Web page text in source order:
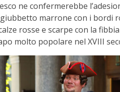
ne confermerebbe
marrone con i bordi
rosse e scarpe con la
molto popolare nel XVIII